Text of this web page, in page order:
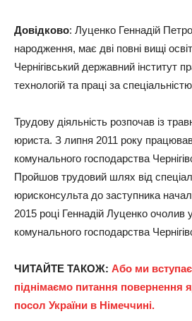
Довідково: Луценко Геннадій
народження, має дві повні вищі
Чернігівський державний інститут
технологій та праці за
Трудову діяльність розпочав із
юриста. З липня 2011 року
комунального господарства
Пройшов трудовий шлях від
юрисконсульта до заступника
2015 році Геннадій Луценко очолив
комунального господарства
ЧИТАЙТЕ ТАКОЖ: Або ми
піднімаємо питання повернення
посол України в Німеччині.